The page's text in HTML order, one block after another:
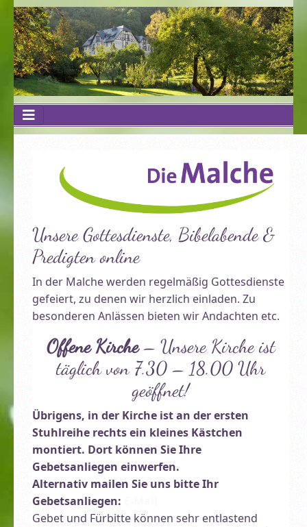
Willkommen! Großes Gästehaus der Malche …
Unsere Gottesdienste, Bibelabende &
Predigten online
In der Malche werden regelmäßig Gottesdienste
gefeiert, zu denen wir herzlich einladen. Zu
besonderen Anlässen bieten wir Andachten etc.
Offene Kirche– Unsere Kirche ist
täglich von 7.30 – 18.00 Uhr
geöffnet!
Übrigens, in der Kirche ist an der ersten
Stuhlreihe rechts ein kleines Kästchen
montiert. Dort können Sie Ihre
Gebetsanliegen einwerfen.
Alternativ mailen Sie uns bitte Ihr
Gebetsanliegen:
Gebet und Fürbitte können sehr entlastend